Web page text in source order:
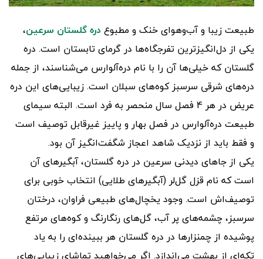
طبیعت زیبا و آب‌وهوای خنک و مطبوع دره گلستان سرعین،
یکی از دل‌انگیزترین تفرجگاه‌ها در گرمای تابستان است. دره‌
گلستان که خیلی‌ها آن را با نام دره‌آلوارس می‌شناسند، از جمله
دره‌های شرقی سرسبز کوه‌های سبلان است. زیبایی‌های این دره
عریض در هر 4 فصل سال منحصر به فرد است. البته سیمای
طبیعت دره‌آلوارس در فصل بهار و پاییز غیرقابل توصیف است
و فقط باید از نزدیک شاهد اعجاز شگفت‌انگیز آن بود.
یکی از جاهای دیدنی سرعین در دره‌ گلستان، آبگیرهای آن
است که نام قزل گل‌لر (آبگیرهای طلایی) انتخاب خوبی برای
توصیف‌اش است. وجود یخچال‌های طبیعی فراوان، درختان
سرسبز، چشمه‌های پر آب، گل‌های رنگارنگ و کوه‌های مرتفع
پوشیده از چمنزارها در دره گلستان هر ببینده‌ای را به یاد
تکه‌ای از بهشت می‌اندازد. اگر می‌خواهید تماشای زیبایی‌های